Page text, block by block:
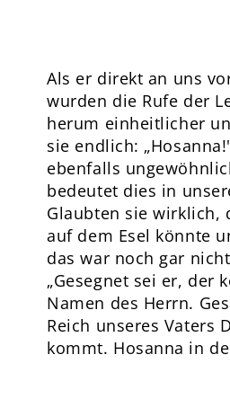
Als er direkt an uns
wurden die Rufe der
herum einheitlicher
sie endlich:
ebenfalls
bedeutet dies in
Glaubten sie wirklich,
auf dem Esel könnte
das war noch gar
„Gesegnet sei er, der
Namen des Herrn.
Reich unseres Vaters
kommt. Hosanna in